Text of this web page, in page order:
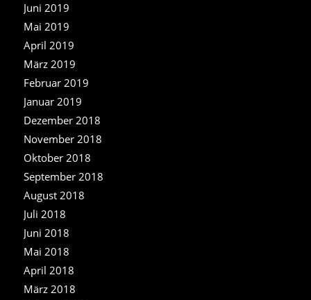
Juni 2019
Mai 2019
April 2019
März 2019
Februar 2019
Januar 2019
Dezember 2018
November 2018
Oktober 2018
September 2018
August 2018
Juli 2018
Juni 2018
Mai 2018
April 2018
März 2018